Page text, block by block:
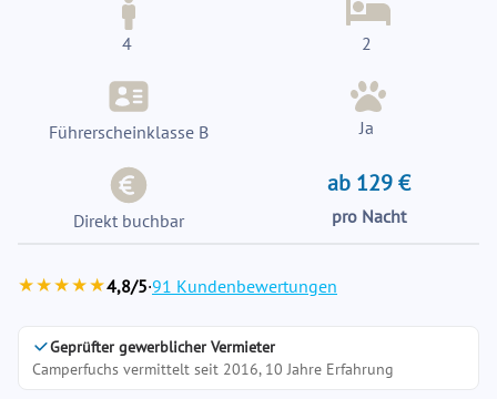
4 2
Führerscheinklasse B Ja
Direkt buchbar
ab 129 €
pro Nacht
★★★★★4,8/5·91 Kundenbewertungen
Geprüfter gewerblicher Vermieter
Camperfuchs vermittelt seit 2016, 10 Jahre Erfahrung